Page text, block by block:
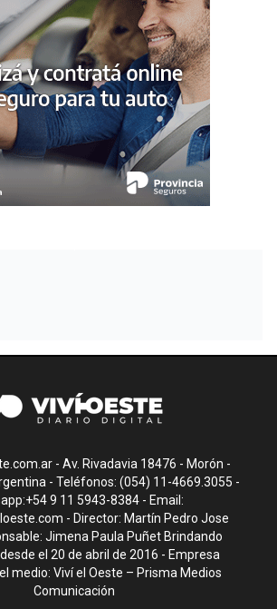
- Av. Rivadavia 18476 - Morón -
- Teléfonos: (054) 11-4669.3055 -
9 11 5943-8384 - Email:
- Director: Martín Pedro Jose
Jimena Paula Puñet Brindando
el 20 de abril de 2016 - Empresa
medio: Viví el Oeste – Prisma Medios
Comunicación